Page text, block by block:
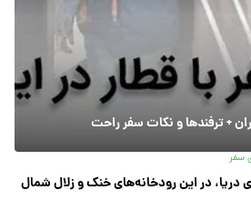
+ ترفندها و نکات سفر راحت
سفر
دریا، در این رودخانه‌های خنک و زلال شمال